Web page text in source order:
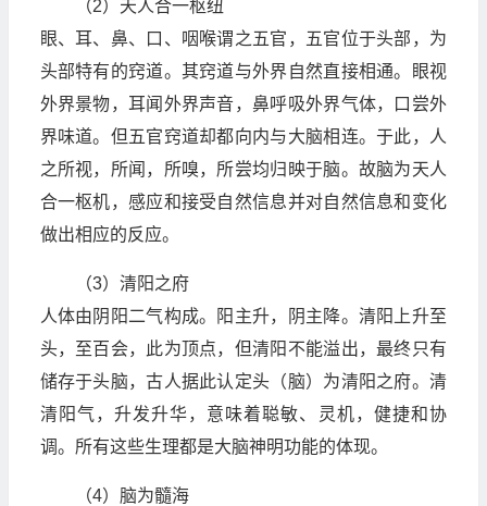
（2）天人合一枢纽
眼、耳、鼻、口、咽喉谓之五官，五官位于头部，为
头部特有的窍道。其窍道与外界自然直接相通。眼视
外界景物，耳闻外界声音，鼻呼吸外界气体，口尝外
界味道。但五官窍道却都向内与大脑相连。于此，人
之所视，所闻，所嗅，所尝均归映于脑。故脑为天人
合一枢机，感应和接受自然信息并对自然信息和变化
做出相应的反应。
（3）清阳之府
人体由阴阳二气构成。阳主升，阴主降。清阳上升至
头，至百会，此为顶点，但清阳不能溢出，最终只有
储存于头脑，古人据此认定头（脑）为清阳之府。清
清阳气，升发升华，意味着聪敏、灵机，健捷和协
调。所有这些生理都是大脑神明功能的体现。
（4）脑为髓海